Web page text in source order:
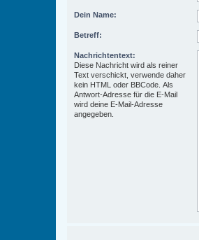
Dein Name:
Betreff:
Nachrichtentext:
Diese Nachricht wird als reiner
Text verschickt, verwende daher
kein HTML oder BBCode. Als
Antwort-Adresse für die E-Mail
wird deine E-Mail-Adresse
angegeben.